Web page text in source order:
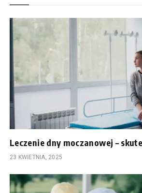
Leczenie dny moczanowej –
23 KWIETNIA, 2025